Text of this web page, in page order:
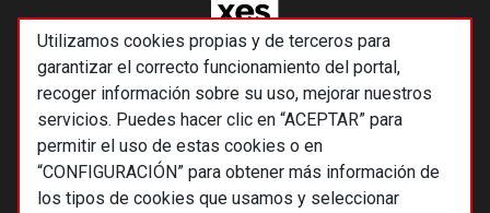
Utilizamos cookies propias y de terceros para
garantizar el correcto funcionamiento del portal,
recoger información sobre su uso, mejorar nuestros
servicios. Puedes hacer clic en “ACEPTAR” para
permitir el uso de estas cookies o en
“CONFIGURACIÓN” para obtener más información de
los tipos de cookies que usamos y seleccionar